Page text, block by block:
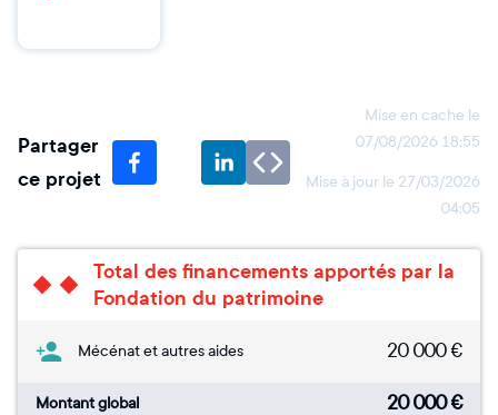
Partager
ce projet
Mise en cache le
07/08/2026 18:55
Mise à jour le 27/03/2026
04:05
Total des financements apportés par la
Fondation du patrimoine
Mécénat et autres aides 20 000€
Montant global 20 000€